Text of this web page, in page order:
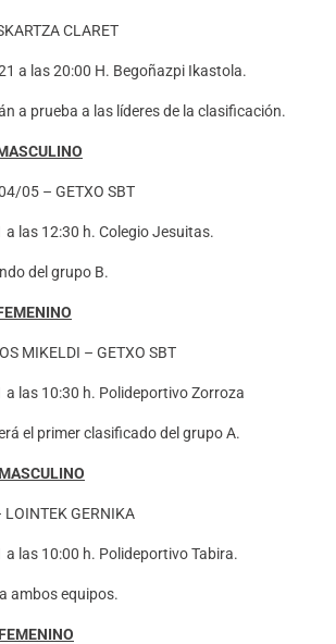
CLARET
a las 20:00 H. Begoñazpi Ikastola.
a prueba a las líderes de la clasificación.
05 – GETXO SBT
las 12:30 h. Colegio Jesuitas.
del grupo B.
MIKELDI – GETXO SBT
las 10:30 h. Polideportivo Zorroza
el primer clasificado del grupo A.
LOINTEK GERNIKA
las 10:00 h. Polideportivo Tabira.
ambos equipos.